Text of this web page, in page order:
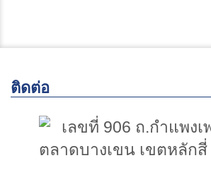
ติดต่อ
เลขที่ 906 ถ.กำแพง
ตลาดบางเขน เขตหลัก